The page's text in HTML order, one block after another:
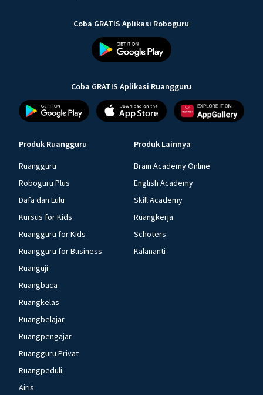
Coba GRATIS Aplikasi Roboguru
Coba GRATIS Aplikasi Ruangguru
Produk Ruangguru
Ruangguru
Roboguru Plus
Dafa dan Lulu
Kursus for Kids
Ruangguru for Kids
Ruangguru for Business
Ruanguji
Ruangbaca
Ruangkelas
Ruangbelajar
Ruangpengajar
Ruangguru Privat
Ruangpeduli
Airis
Produk Lainnya
Brain Academy Online
English Academy
Skill Academy
Ruangkerja
Schoters
Kalananti